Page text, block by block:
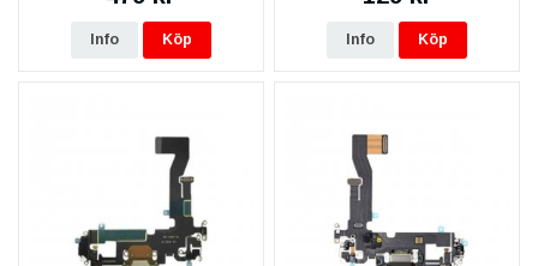
Info Köp Info Köp